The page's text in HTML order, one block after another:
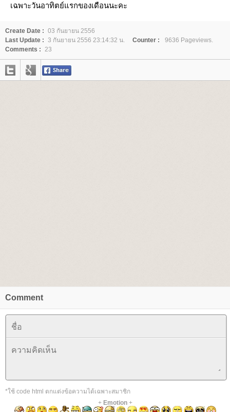
เฉพาะวันอาทิตย์แรกของเดือนนะคะ
Create Date : 03 กันยายน 2556
Last Update : 3 กันยายน 2556 23:14:32 น. Counter :
9636 Pageviews.
Comments : 23
Comment
*ใช้ code html ตกแต่งข้อความได้เฉพาะสมาชิก
+ Emotion+